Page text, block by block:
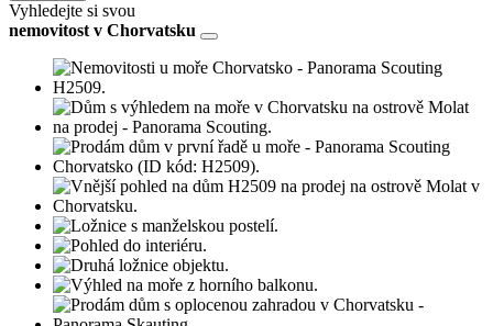
Vyhledejte si svou
nemovitost v Chorvatsku